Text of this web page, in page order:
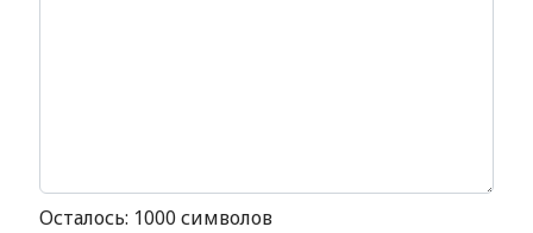
Осталось: 1000 символов